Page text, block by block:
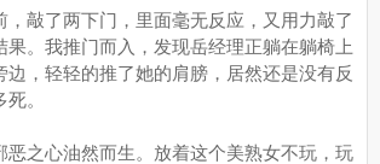
敲了两下门，里面毫无反应，又用力敲了
果。我推门而入，发现岳经理正躺在躺椅上
边，轻轻的推了她的肩膀，居然还是没有反
。
之心油然而生。放着这个美熟女不玩，玩